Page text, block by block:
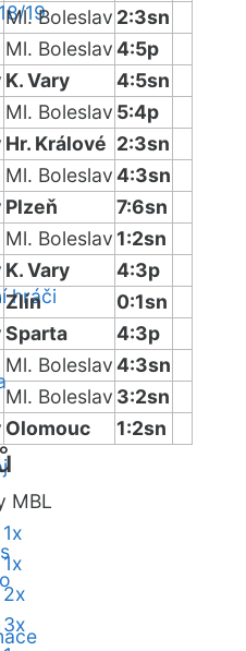
19
hráči
Ml. Boleslav 2:3sn
Ml. Boleslav4:5p
K. Vary
4:5sn
Ml. Boleslav 5:4p
Hr. Králové 2:3sn
Ml. Boleslav4:3sn
Plzeň
7:6sn
Ml. Boleslav 1:2sn
K. Vary
4:3p
Zlín
0:1sn
Sparta
4:3p
Ml. Boleslav4:3sn
Ml. Boleslav 3:2sn
Olomouc 1:2sn
MBL
1x
1x
2x
3x